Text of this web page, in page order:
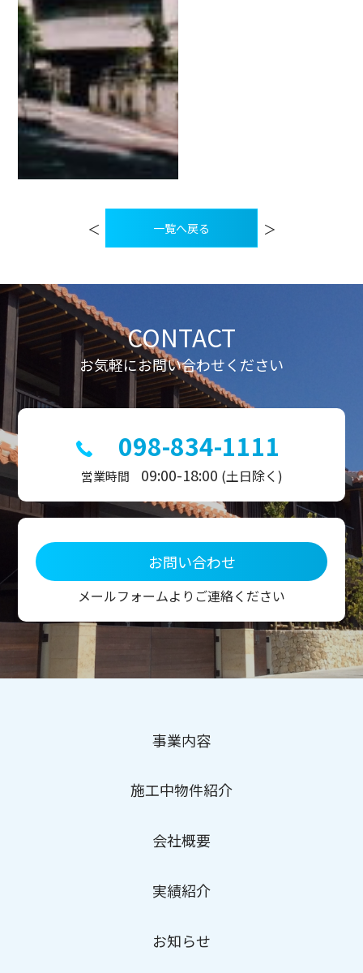
ー
シ
ョ
ン
＜ ＞
一覧へ戻る
CONTACT
お気軽にお問い合わせください
098-834-1111
営業時間 09:00-18:00 (土日除く)
お問い合わせ
メールフォームよりご連絡ください
事業内容
施工中物件紹介
会社概要
実績紹介
お知らせ